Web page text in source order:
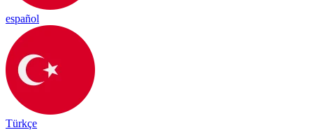
español
Türkçe